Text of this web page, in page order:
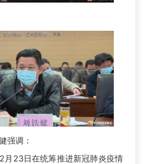
强调：
月23日在统筹推进新冠肺炎疫情